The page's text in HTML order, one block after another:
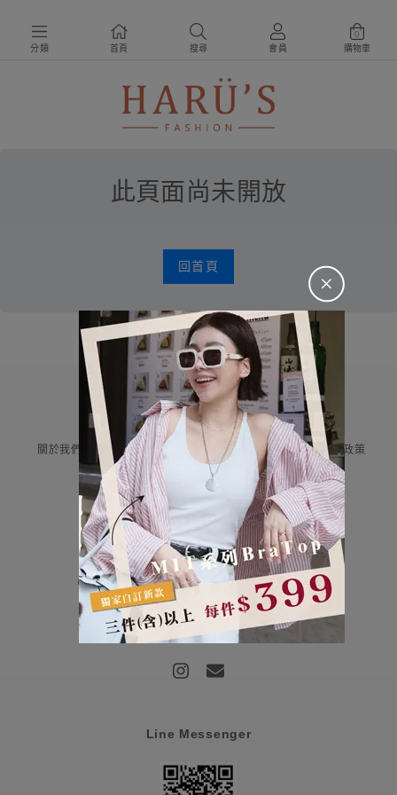
＋
分類 首頁 搜尋 會員 購物車
0
此頁面尚未開放
回首頁
Information
關於我們 付款與運送 售後服務 隱私權政策
Contact Us
評云有限公司 統編:85107159
營業時間：平日早上9:00-12:00/下午13:00-18:00
客服信箱：haru@haru-fashion.com
客服line：@doi0581j
Line Messenger